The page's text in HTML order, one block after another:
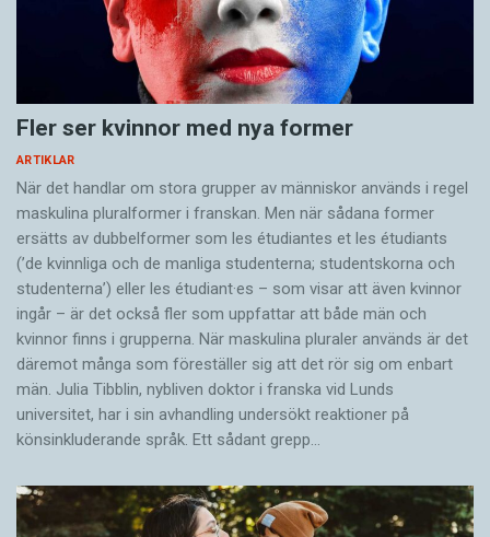
Fler ser kvinnor med nya former
ARTIKLAR
När det handlar om stora grupper av människor används i regel
maskulina pluralformer i franskan. Men när sådana ­former
ersätts av dubbel­former som les étudiantes et les étudiants
(’de kvinnliga och de manliga studenterna; studentskorna och
studenterna’) eller les étudiant·es – som visar att även kvinnor
ingår – är det också fler som uppfattar att både män och
kvinnor finns i grupperna. När maskulina pluraler används är det
där­emot många som föreställer sig att det rör sig om enbart
män. Julia Tibblin, nybliven doktor i franska vid Lunds
universitet, har i sin avhandling undersökt reaktioner på
könsinkluderande språk. Ett sådant grepp…